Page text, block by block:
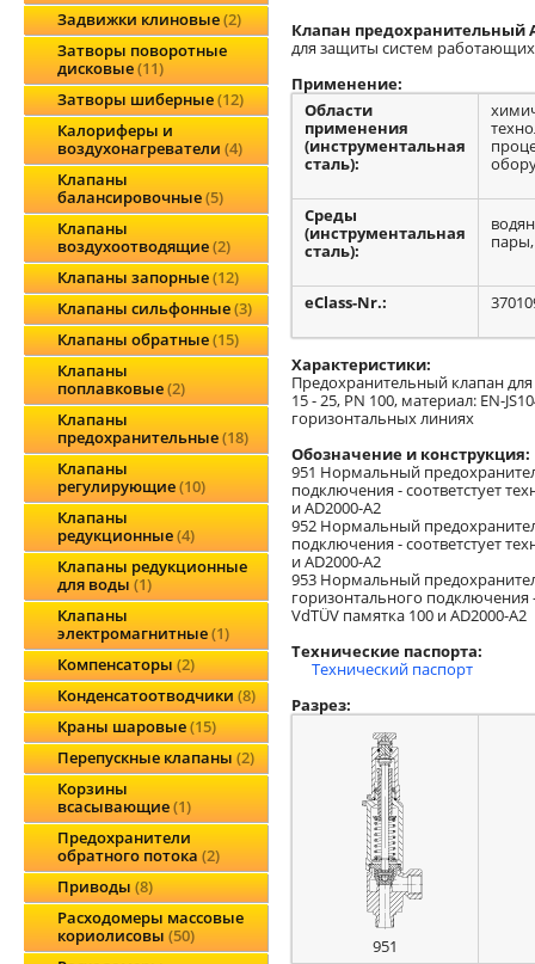
Задвижки клиновые 2
Затворы поворотные
дисковые 11
Затворы шиберные 12
Калориферы и
воздухонагреватели 4
Клапаны
балансировочные 5
Клапаны
воздухоотводящие 2
Клапаны запорные 12
Клапаны сильфонные 3
Клапаны обратные 15
Клапаны
поплавковые 2
Клапаны
предохранительные 18
Клапаны
регулирующие 10
Клапаны
редукционные 4
Клапаны редукционные
для воды 1
Клапаны
электромагнитные 1
Компенсаторы 2
Конденсатоотводчики 8
Краны шаровые 15
Перепускные клапаны 2
Корзины
всасывающие 1
Предохранители
обратного потока 2
Приводы 8
Расходомеры массовые
кориолисовы 50
Клапан предохранительный
для защиты систем
Применение:
Области
применения
(инструментальная
сталь):
Среды
(инструментальная
сталь):
eClass-Nr.:
Характеристики:
Предохранительный клапан для
15 - 25, PN 100, материал: EN-
горизонтальных линиях
Обозначение и конструкция:
951 Нормальный
подключения - соответстует
и AD2000-A2
952 Нормальный
подключения - соответстует
и AD2000-A2
953 Нормальный
горизонтального подключения
VdTÜV памятка 100 и AD2000-A2
Технические паспорта:
Технический паспорт
Разрез:
951